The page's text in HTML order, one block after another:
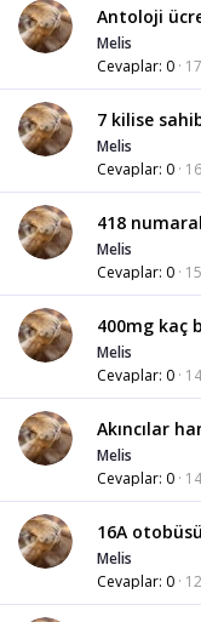
Antoloji
Melis
Cevaplar 0
7 kilise
Melis
Cevaplar 0
418
Melis
Cevaplar 0
400mg kaç
Melis
Cevaplar 0
Akıncılar
Melis
Cevaplar 0
16A
Melis
Cevaplar 0